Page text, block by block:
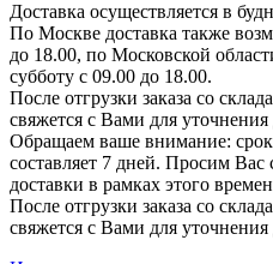
Доставка осуществляется в
По Москве доставка также
до 18.00, по Московской
субботу с 09.00 до 18.00.
После отгрузки заказа со
свяжется с Вами для уточнения
Обращаем ваше внимание: срок
составляет 7 дней. Просим Вас
доставки в рамках этого
После отгрузки заказа со
свяжется с Вами для уточнения